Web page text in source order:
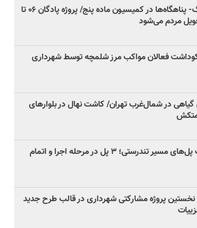
تصویب پارکینگ- پناهگاه‌ها در کمیسیون ماده پنج/ پروژه پادگان ۰۶ تا
مردم می‌شود
فعالان مواکب مرز شلمچه توسط شهرداری
در شمال‌غرب تهران/ کاشت نهال در بلوارهای
آخرین وضعیت پل‌های مسیر تندرستی؛ ۳ پل در مرحله اجرا و اتمام
نخستین پروژه مشارکتی شهرداری در قالب طرح جدید